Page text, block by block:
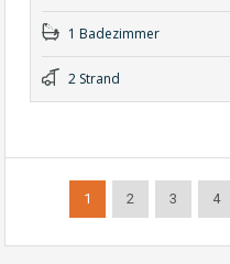
1 Badezimmer
2 Strand
1 2 3 4